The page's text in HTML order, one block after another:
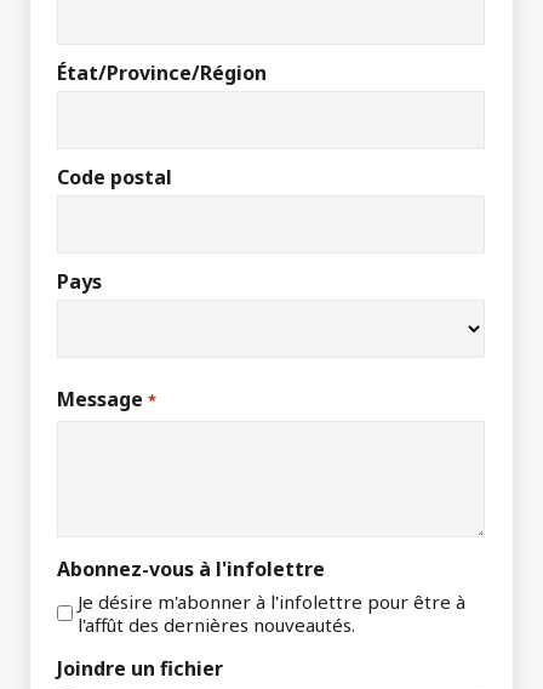
État/Province/Région
Code postal
Pays
Message *
Abonnez-vous à l'infolettre
Je désire m'abonner à l'infolettre pour être à
l'affût des dernières nouveautés.
Joindre un fichier